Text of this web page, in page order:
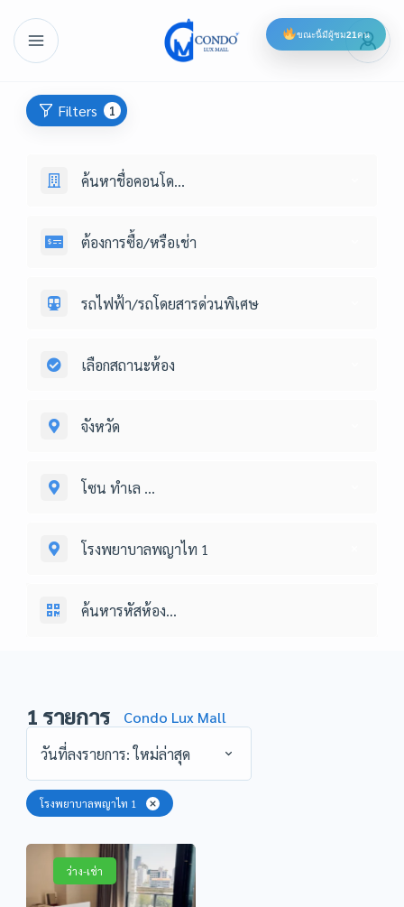
Filters 1
ค้นหาชื่อคอนโด...
ต้องการซื้อ/หรือเช่า
รถไฟฟ้า/รถโดยสารด่วนพิเศษ
เลือกสถานะห้อง
จังหวัด
โซน ทำเล ...
โรงพยาบาลพญาไท 1
1 รายการ
Condo Lux Mall
วันที่ลงรายการ: ใหม่ล่าสุด
โรงพยาบาลพญาไท 1
ว่าง-เช่า
ขณะนี้มีผู้ชม21คน